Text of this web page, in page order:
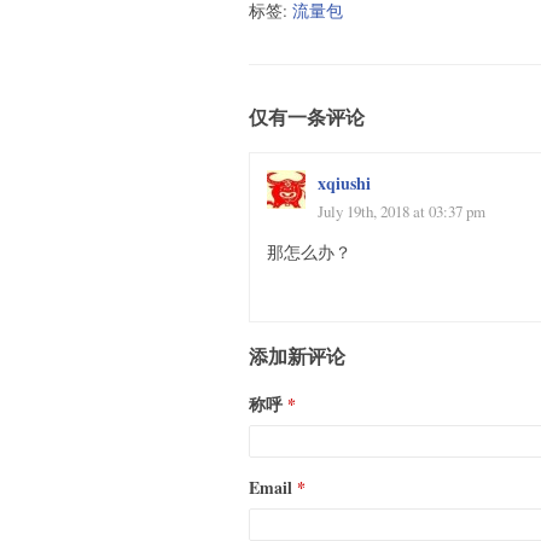
标签: 流量包
仅有一条评论
xqiushi
July 19th, 2018 at 03:37 pm
那怎么办？
添加新评论
称呼
Email